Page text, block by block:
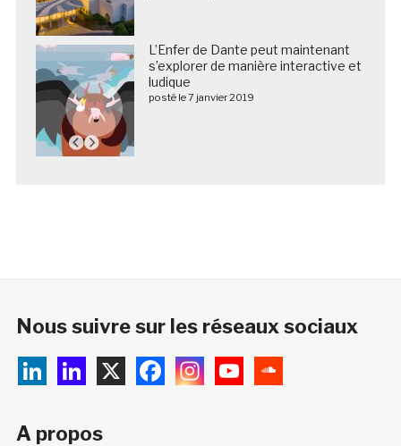
L’Enfer de Dante peut maintenant
s’explorer de manière interactive et
ludique
posté le 7 janvier 2019
Nous suivre sur les réseaux sociaux
A propos